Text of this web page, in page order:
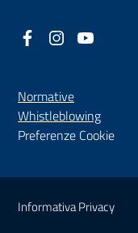
Facebook
(nuova scheda -
Instagram
(nuova
Normative
Whistleblowing
Preferenze Cookie
Sezione Link
Informativa Privacy